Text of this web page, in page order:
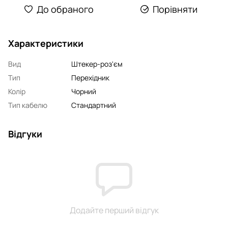
До обраного Порівняти
Характеристики
Вид
Штекер-роз'єм
Тип
Перехідник
Колір
Чорний
Тип кабелю
Стандартний
Відгуки
Додайте перший відгук